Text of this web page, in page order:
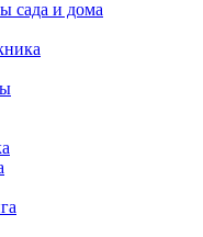
сада и дома